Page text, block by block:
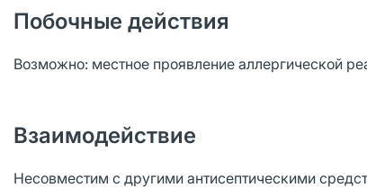
Побочные действия
Возможно: местное проявление аллергической
Взаимодействие
Несовместим с другими антисептическими